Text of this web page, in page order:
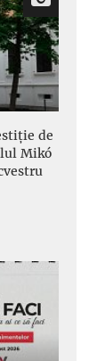
de
Mikó